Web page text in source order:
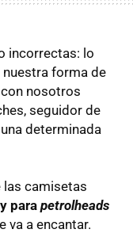
incorrectas: lo
forma de
nosotros
seguidor de
determinada
las camisetas
para petrolheads
va a encantar.